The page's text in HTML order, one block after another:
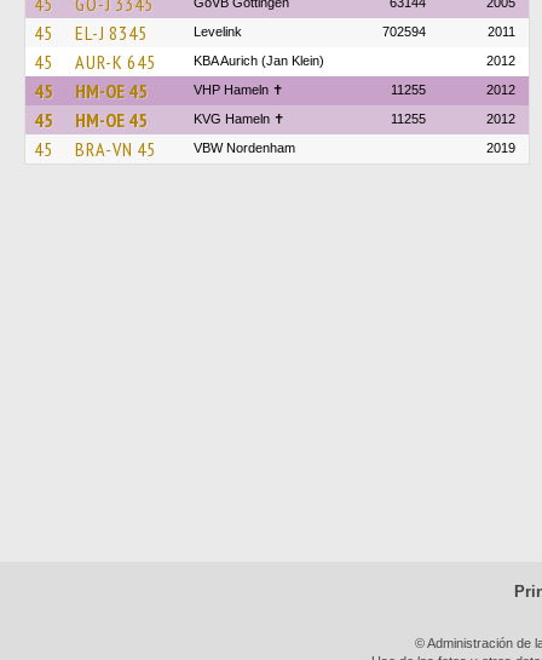
45 EL-J 8345 Levelink 702594 2011
45 AUR-K 645 KBA Aurich (Jan Klein) 2012
45 HM-OE 45 VHP Hameln ✝ 11255 2012
45 HM-OE 45 KVG Hameln ✝ 11255 2012
45 BRA-VN 45 VBW Nordenham 2019
© Administración de